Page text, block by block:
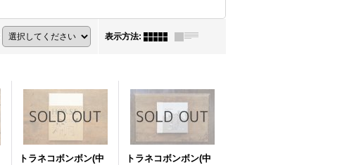
表示方法:
トラネコボンボン(中
トラネコボンボン(中